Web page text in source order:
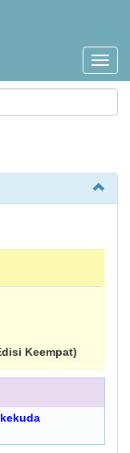
Keempat)
kekuda